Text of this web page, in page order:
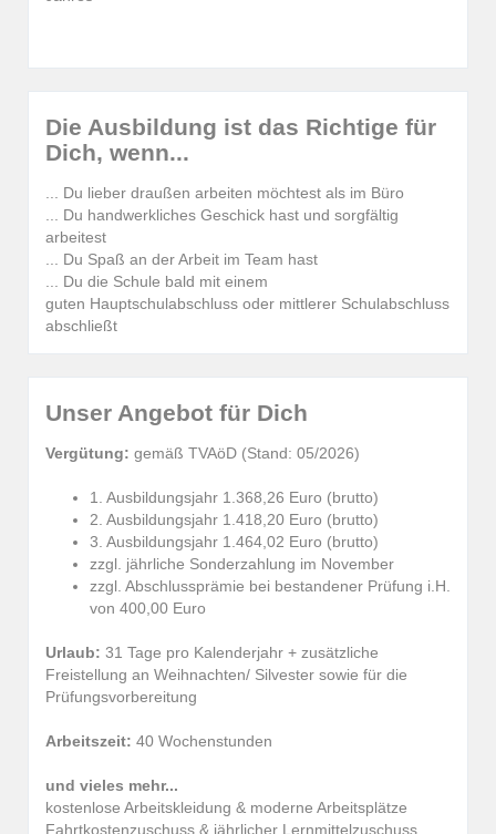
Die Ausbildung ist das Richtige für
Dich, wenn...
... Du lieber draußen arbeiten möchtest als im Büro
... Du handwerkliches Geschick hast und sorgfältig
arbeitest
... Du Spaß an der Arbeit im Team hast
... Du die Schule bald mit einem
guten Hauptschulabschluss oder mittlerer Schulabschluss
abschließt
Unser Angebot für Dich
Vergütung: gemäß TVAöD (Stand: 05/2026)
1. Ausbildungsjahr 1.368,26 Euro (brutto)
2. Ausbildungsjahr 1.418,20 Euro (brutto)
3. Ausbildungsjahr 1.464,02 Euro (brutto)
zzgl. jährliche Sonderzahlung im November
zzgl. Abschlussprämie bei bestandener Prüfung i.H.
von 400,00 Euro
Urlaub: 31 Tage pro Kalenderjahr + zusätzliche
Freistellung an Weihnachten/ Silvester sowie für die
Prüfungsvorbereitung
Arbeitszeit: 40 Wochenstunden
und vieles mehr...
kostenlose Arbeitskleidung & moderne Arbeitsplätze
Fahrtkostenzuschuss & jährlicher Lernmittelzuschuss